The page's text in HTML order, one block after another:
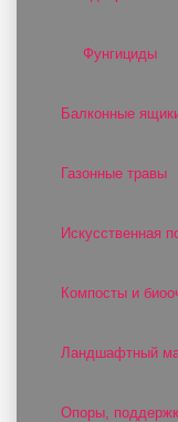
Фунгициды
Балконные
Газонные травы
Искусственная
Компосты и
Ландшафтный
Опоры,